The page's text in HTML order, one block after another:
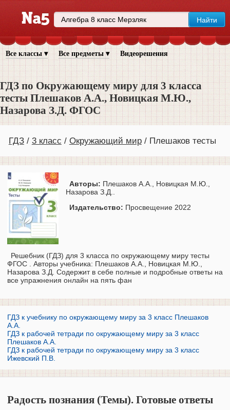
Все классы ▾ Все предметы ▾ Видеорешения
ГДЗ по Окружающему миру для 3 класса
тесты Плешаков А.А., Новицкая М.Ю.,
Назарова З.Д. ФГОС
ГДЗ 3 класс Окружающий мир Плешаков тесты
Авторы: Плешаков А.А., Новицкая М.Ю.,
Назарова З.Д..
Издательство: Просвещение 2022
Решебник (ГДЗ) для 3 класса по окружающему миру тесты
ФГОС . Авторы учебника: Плешаков А.А., Новицкая М.Ю.,
Назарова З.Д. Содержит в себе полные и подробные ответы на
все упражнения онлайн на пять фан
ГДЗ к учебнику по окружающему миру за 3 класс Плешаков
А.А.
ГДЗ к рабочей тетради по окружающему миру за 3 класс
Плешаков А.А.
ГДЗ к рабочей тетради по окружающему миру за 3 класс
Ижевский П.В.
Радость познания (Темы). Готовые ответы